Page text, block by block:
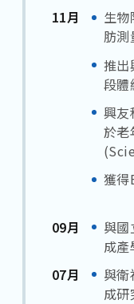
11月
生
肪測
推出
段體
興友
於老
獲得
09月
與
成產
07月
與
成研